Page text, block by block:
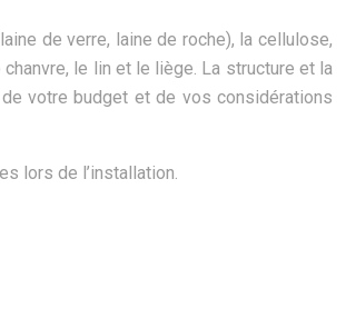
de verre, laine de roche), la cellulose,
le lin et le liège. La structure et la
votre budget et de vos considérations
lors de l’installation.